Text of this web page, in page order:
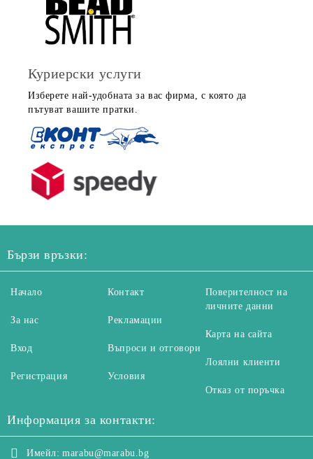
Куриерски услуги
Изберете най-удобната за вас фирма, с която да
пътуват вашите пратки.
Бързи връзки:
Начало
За нас
Вход
Регистрация
Контакт
Рекламации
Въпроси и отговори
Условия
Поверителност на
личните данни
Карта на сайта
Лоялни клиенти
Отказ от поръчка
Информация за контакти:
Имейл: marabu@marabu.bg